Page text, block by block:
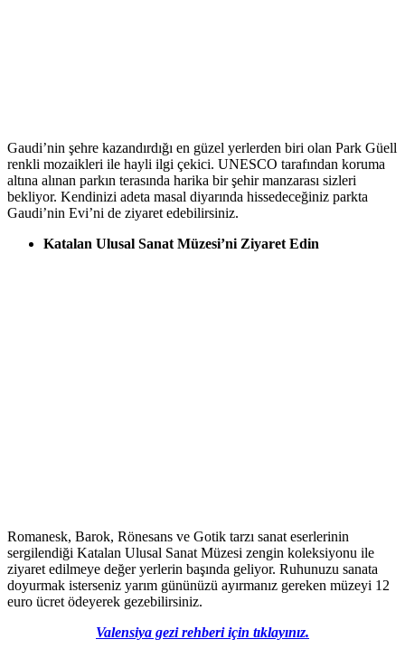
Gaudi’nin şehre kazandırdığı en güzel yerlerden biri olan Park Güell
renkli mozaikleri ile hayli ilgi çekici. UNESCO tarafından koruma
altına alınan parkın terasında harika bir şehir manzarası sizleri
bekliyor. Kendinizi adeta masal diyarında hissedeceğiniz parkta
Gaudi’nin Evi’ni de ziyaret edebilirsiniz.
Katalan Ulusal Sanat Müzesi’ni Ziyaret Edin
Romanesk, Barok, Rönesans ve Gotik tarzı sanat eserlerinin
sergilendiği Katalan Ulusal Sanat Müzesi zengin koleksiyonu ile
ziyaret edilmeye değer yerlerin başında geliyor. Ruhunuzu sanata
doyurmak isterseniz yarım gününüzü ayırmanız gereken müzeyi 12
euro ücret ödeyerek gezebilirsiniz.
Valensiya gezi rehberi için tıklayınız.